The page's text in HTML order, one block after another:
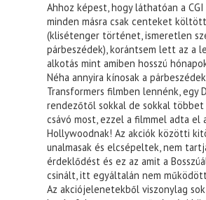
Ahhoz képest, hogy láthatóan a
minden másra csak centeket
(klisétenger történet, ismeretlen
párbeszédek), korántsem lett az a
alkotás mint amiben hosszú
Néha annyira kínosak a
Transformers filmben lennénk, egy
rendezőtől sokkal de sokkal többet
csávó most, ezzel a filmmel adta el
Hollywoodnak! Az akciók közötti
unalmasak és elcsépeltek, nem
érdeklődést és ez az amit a
csinált, itt egyáltalán nem
Az akciójelenetekből viszonylag